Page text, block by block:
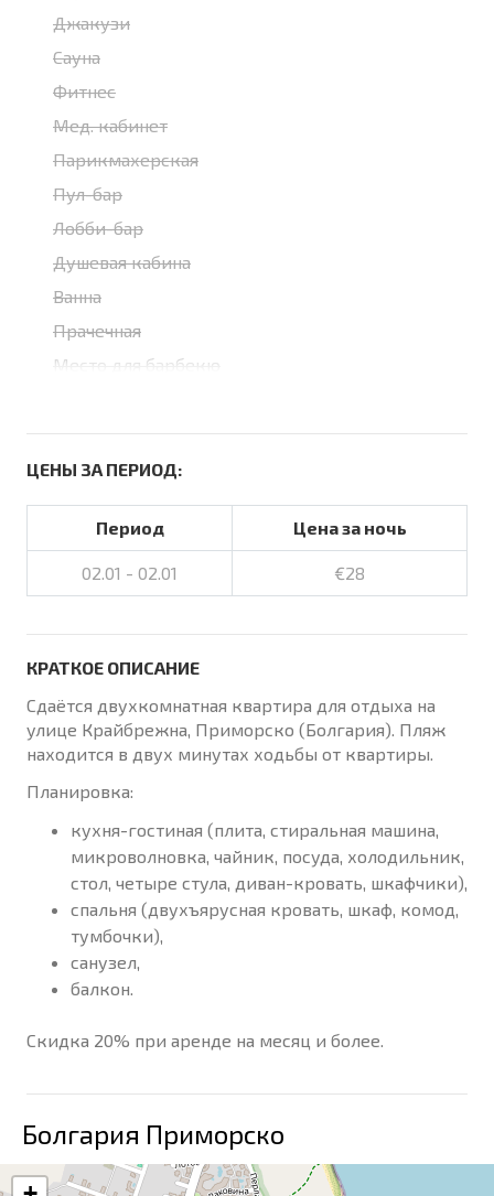
Джакузи
Сауна
Фитнес
Мед. кабинет
Парикмахерская
Пул-бар
Лобби-бар
Душевая кабина
Ванна
Прачечная
Место для барбекю
ЦЕНЫ ЗА ПЕРИОД:
Период Цена за ночь
02.01 - 02.01 €28
КРАТКОЕ ОПИСАНИЕ
Сдаётся двухкомнатная квартира для отдыха на
улице Крайбрежна, Приморско (Болгария). Пляж
находится в двух минутах ходьбы от квартиры.
Планировка:
кухня-гостиная (плита, стиральная машина,
микроволновка, чайник, посуда, холодильник,
стол, четыре стула, диван-кровать, шкафчики),
спальня (двухъярусная кровать, шкаф, комод,
тумбочки),
санузел,
балкон.
Скидка 20% при аренде на месяц и более.
Болгария Приморско